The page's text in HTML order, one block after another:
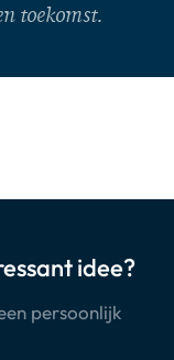
toekomst.
idee?
persoonlijk